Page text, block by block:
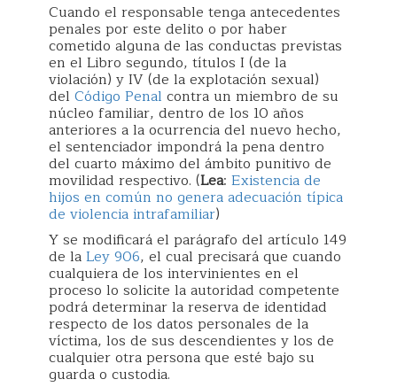
Cuando el responsable tenga antecedentes
penales por este delito o por haber
cometido alguna de las conductas previstas
en el Libro segundo, títulos I (de la
violación) y IV (de la explotación sexual)
del Código Penal contra un miembro de su
núcleo familiar, dentro de los 10 años
anteriores a la ocurrencia del nuevo hecho,
el sentenciador impondrá la pena dentro
del cuarto máximo del ámbito punitivo de
movilidad respectivo. (Lea: Existencia de
hijos en común no genera adecuación típica
de violencia intrafamiliar)
Y se modificará el parágrafo del artículo 149
de laLey 906, el cual precisará que cuando
cualquiera de los intervinientes en el
proceso lo solicite la autoridad competente
podrá determinar la reserva de identidad
respecto de los datos personales de la
víctima, los de sus descendientes y los de
cualquier otra persona que esté bajo su
guarda o custodia.